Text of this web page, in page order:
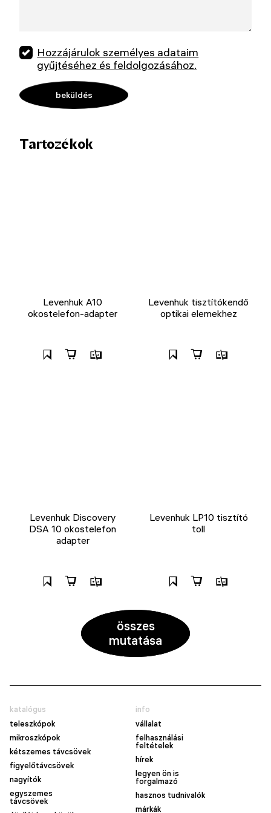
Hozzájárulok személyes adataim
gyűjtéséhez és feldolgozásához.
Tartozékok
Levenhuk A10
okostelefon-adapter
Levenhuk tisztítókendő
optikai elemekhez
Levenhuk Discovery
DSA 10 okostelefon
adapter
Levenhuk LP10 tisztító
toll
összes
mutatása
katalógus
teleszkópok
mikroszkópok
kétszemes távcsövek
figyelőtávcsövek
nagyítók
egyszemes
távcsövek
info
vállalat
felhasználási
feltételek
hírek
legyen ön is
forgalmazó
hasznos tudnivalók
márkák